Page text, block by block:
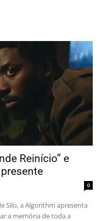
Reinício” e
0
Silo, a Algorithm apresenta
a memória de toda a